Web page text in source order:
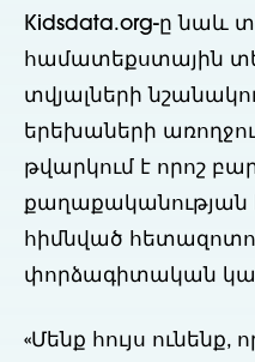
Kidsdata.org-ը նաև
համատեքստային
տվյալների
երեխաների
թվարկում է որոշ
քաղաքականության
հիմնված
փորձագիտական
«Մենք հույս ունենք,